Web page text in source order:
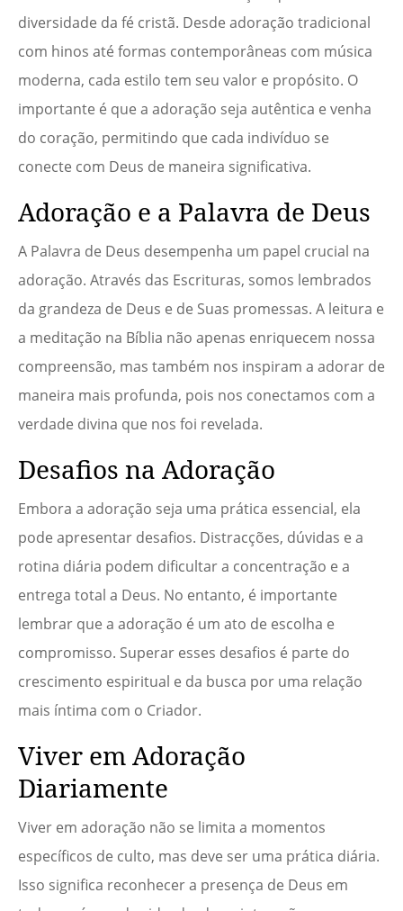
diversidade da fé cristã. Desde adoração tradicional
com hinos até formas contemporâneas com música
moderna, cada estilo tem seu valor e propósito. O
importante é que a adoração seja autêntica e venha
do coração, permitindo que cada indivíduo se
conecte com Deus de maneira significativa.
Adoração e a Palavra de Deus
A Palavra de Deus desempenha um papel crucial na
adoração. Através das Escrituras, somos lembrados
da grandeza de Deus e de Suas promessas. A leitura e
a meditação na Bíblia não apenas enriquecem nossa
compreensão, mas também nos inspiram a adorar de
maneira mais profunda, pois nos conectamos com a
verdade divina que nos foi revelada.
Desafios na Adoração
Embora a adoração seja uma prática essencial, ela
pode apresentar desafios. Distracções, dúvidas e a
rotina diária podem dificultar a concentração e a
entrega total a Deus. No entanto, é importante
lembrar que a adoração é um ato de escolha e
compromisso. Superar esses desafios é parte do
crescimento espiritual e da busca por uma relação
mais íntima com o Criador.
Viver em Adoração
Diariamente
Viver em adoração não se limita a momentos
específicos de culto, mas deve ser uma prática diária.
Isso significa reconhecer a presença de Deus em